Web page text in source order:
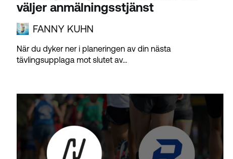
väljer anmälningsstjänst
FANNY KUHN
När du dyker ner i planeringen av din nästa
tävlingsupplaga mot slutet av...